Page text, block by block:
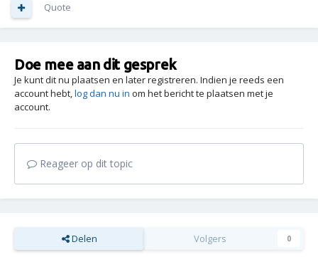
Quote
Doe mee aan dit gesprek
Je kunt dit nu plaatsen en later registreren. Indien je reeds een
account hebt,log dan nu in om het bericht te plaatsen met je
account.
Reageer op dit topic
Delen Volgers 0